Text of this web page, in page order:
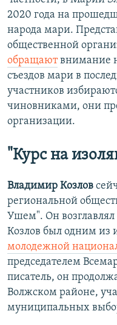
2020 года на
народа мари.
общественной
обращаютвнимание
съездов мари в
участников
чиновниками, они
организации.
"Курс на
Владимир Козлов
региональной
Ушем". Он
Козлов был одним из
молодежной
председателем
писатель, он
Волжском районе,
муниципальных